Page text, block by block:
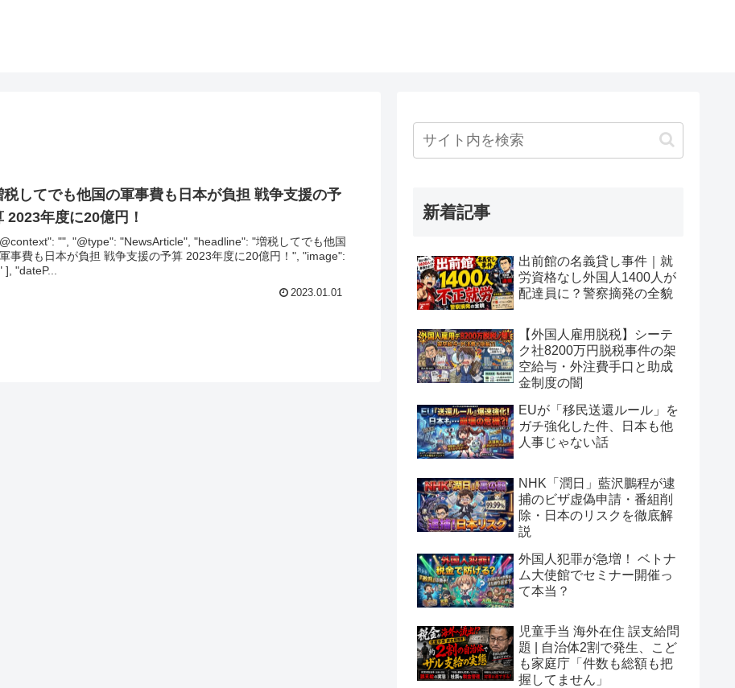
税してでも他国の軍事費も日本が負担 戦争支援の予
2023年度に20億円！
"", "@type": "NewsArticle", "headline": "増税してでも他国
事費も日本が負担 戦争支援の予算 2023年度に20億円！", "image":
], "dateP...
2023.01.01
新着記事
出前館の名義貸し事件｜就
労資格なし外国人1400人が
配達員に？警察摘発の全貌
【外国人雇用脱税】シーテ
ク社8200万円脱税事件の架
空給与・外注費手口と助成
金制度の闇
EUが「移民送還ルール」を
ガチ強化した件、日本も他
人事じゃない話
NHK「潤日」藍沢鵬程が逮
捕のビザ虚偽申請・番組削
除・日本のリスクを徹底解
説
外国人犯罪が急増！ ベトナ
ム大使館でセミナー開催っ
て本当？
児童手当 海外在住 誤支給問
題 | 自治体2割で発生、こど
も家庭庁「件数も総額も把
握してません」